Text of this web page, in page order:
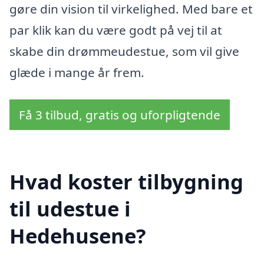
gøre din vision til virkelighed. Med bare et
par klik kan du være godt på vej til at
skabe din drømmeudestue, som vil give
glæde i mange år frem.
Få 3 tilbud, gratis og uforpligtende
Hvad koster tilbygning
til udestue i
Hedehusene?